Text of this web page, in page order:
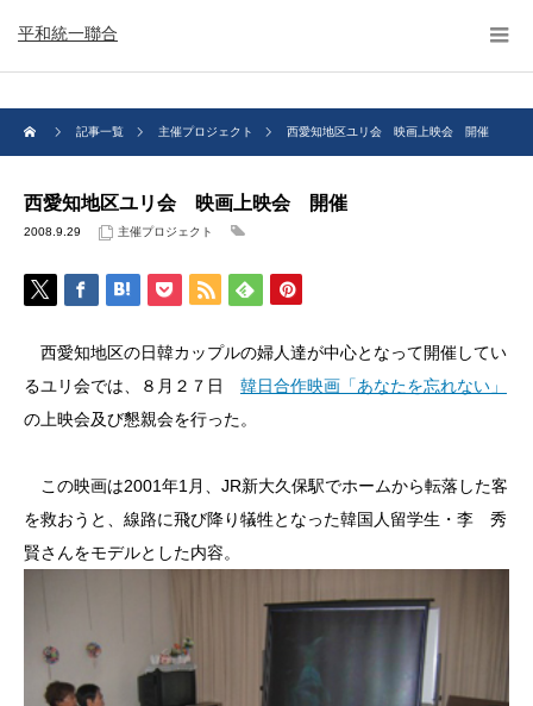
平和統一聯合
記事一覧 主催プロジェクト 西愛知地区ユリ会 映画上映会 開催
西愛知地区ユリ会 映画上映会 開催
2008.9.29 主催プロジェクト
西愛知地区の日韓カップルの婦人達が中心となって開催してい
るユリ会では、８月２７日 韓日合作映画「あなたを忘れない」
の上映会及び懇親会を行った。
この映画は2001年1月、JR新大久保駅でホームから転落した客
を救おうと、線路に飛び降り犠牲となった韓国人留学生・李 秀
賢さんをモデルとした内容。